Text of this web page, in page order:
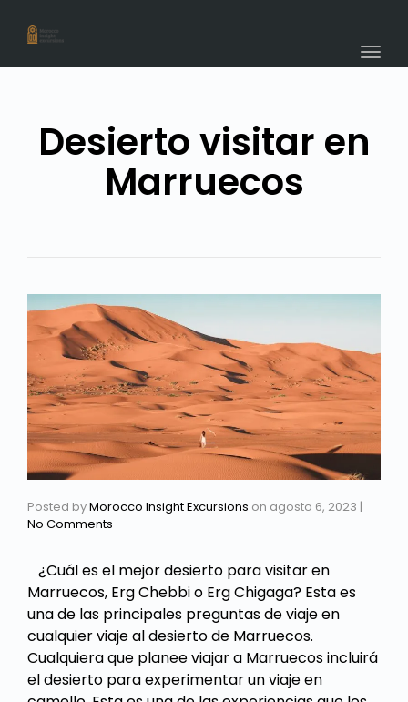
Desierto visitar en
Marruecos
Posted byMorocco Insight Excursions on agosto 6, 2023 |
No Comments
¿Cuál es el mejor desierto para visitar en
Marruecos, Erg Chebbi o Erg Chigaga? Esta es
una de las principales preguntas de viaje en
cualquier viaje al desierto de Marruecos.
Cualquiera que planee viajar a Marruecos incluirá
el desierto para experimentar un viaje en